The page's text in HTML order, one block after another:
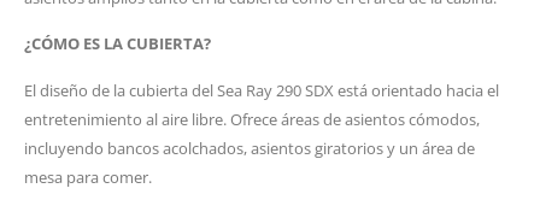
¿CÓMO ES LA CUBIERTA?
El diseño de la cubierta del Sea Ray 290 SDX está orientado hacia el
entretenimiento al aire libre. Ofrece áreas de asientos cómodos,
incluyendo bancos acolchados, asientos giratorios y un área de
mesa para comer.